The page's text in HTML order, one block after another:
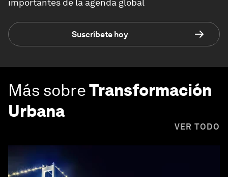
importantes de la agenda global
Suscríbete hoy
Más sobreTransformación
Urbana
VER TODO